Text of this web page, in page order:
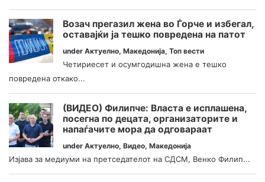
Возач прегазил жена во Ѓорче и избегал,
оставајќи ја тешко повредена на патот
under Актуелно, Македонија, Топ вести
Четириесет и осумгодишна жена е тешко
повредена откако...
(ВИДЕО) Филипче: Власта е исплашена,
посегна по децата, организаторите и
напаѓачите мора да одговараат
under Актуелно, Видео, Македонија
Изјава за медиуми на претседателот на СДСМ, Венко Филип...